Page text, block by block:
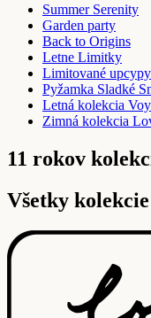
Summer Serenity
Garden party
Back to Origins
Letne Limitky
Limitované
Pyžamka Sladké
Letná kolekcia
Zimná kolekcia
11 rokov
Všetky kolekcie